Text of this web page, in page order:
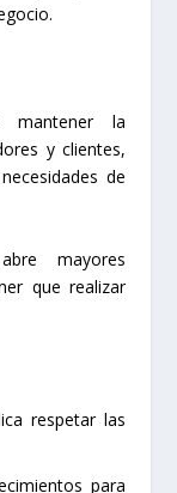
la
y clientes,
de
mayores
que realizar
respetar las
para